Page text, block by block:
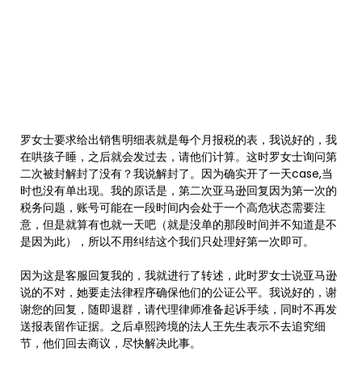
罗女士要求给出销售明细表就是每个月报税的表，我说好的，我
在哄孩子睡，之后就会发过去，请他们计算。这时罗女士询问第
二次被封解封了没有？我说解封了。因为确实开了一天case,当
时也没有单出现。我的原话是，第二次亚马逊回复因为第一次的
税务问题，账号可能在一段时间内会处于一个高危状态需要注
意，但是就算有也就一天吧（就是没单的那段时间并不知道是不
是因为此），所以不用纠结这个我们只处理好第一次即可。
因为这是客服回复我的，我就进行了转述，此时罗女士说亚马逊
说的不对，她要走法律程序确保他们的公证公平。我说好的，谢
谢您的回复，随即退群，请代理律师准备起诉手续，同时不再发
送报表留作证据。之后卓熙跨境的法人王先生表示不去追究细
节，他们回去商议，尽快解决此事。